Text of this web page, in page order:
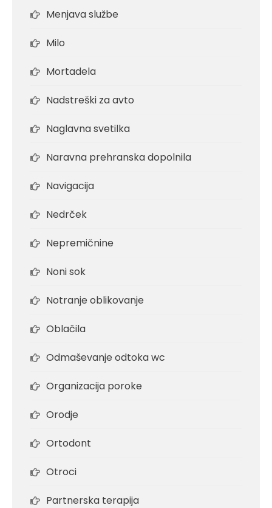
Menjava službe
Milo
Mortadela
Nadstreški za avto
Naglavna svetilka
Naravna prehranska dopolnila
Navigacija
Nedrček
Nepremičnine
Noni sok
Notranje oblikovanje
Oblačila
Odmaševanje odtoka wc
Organizacija poroke
Orodje
Ortodont
Otroci
Partnerska terapija